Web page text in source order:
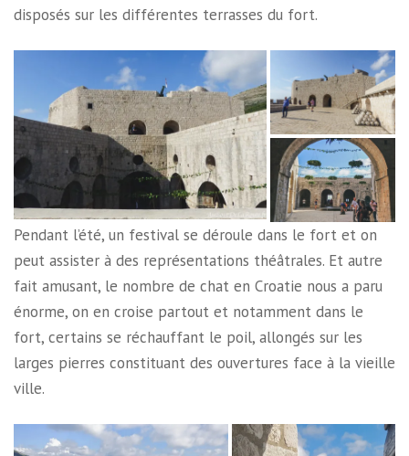
disposés sur les différentes terrasses du fort.
Pendant l’été, un festival se déroule dans le fort et on
peut assister à des représentations théâtrales. Et autre
fait amusant, le nombre de chat en Croatie nous a paru
énorme, on en croise partout et notamment dans le
fort, certains se réchauffant le poil, allongés sur les
larges pierres constituant des ouvertures face à la vieille
ville.